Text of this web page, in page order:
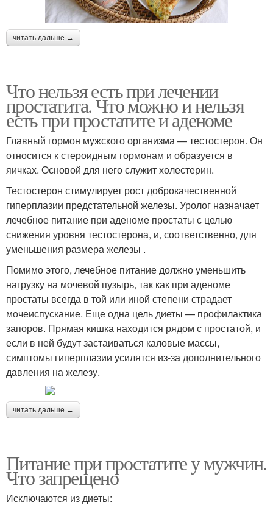
читать дальше →
Что нельзя есть при лечении
простатита. Что можно и нельзя
есть при простатите и аденоме
Главный гормон мужского организма — тестостерон. Он
относится к стероидным гормонам и образуется в
яичках. Основой для него служит холестерин.
Тестостерон стимулирует рост доброкачественной
гиперплазии предстательной железы. Уролог назначает
лечебное питание при аденоме простаты с целью
снижения уровня тестостерона, и, соответственно, для
уменьшения размера железы .
Помимо этого, лечебное питание должно уменьшить
нагрузку на мочевой пузырь, так как при аденоме
простаты всегда в той или иной степени страдает
мочеиспускание. Еще одна цель диеты — профилактика
запоров. Прямая кишка находится рядом с простатой, и
если в ней будут застаиваться каловые массы,
симптомы гиперплазии усилятся из-за дополнительного
давления на железу.
читать дальше →
Питание при простатите у мужчин.
Что запрещено
Исключаются из диеты: